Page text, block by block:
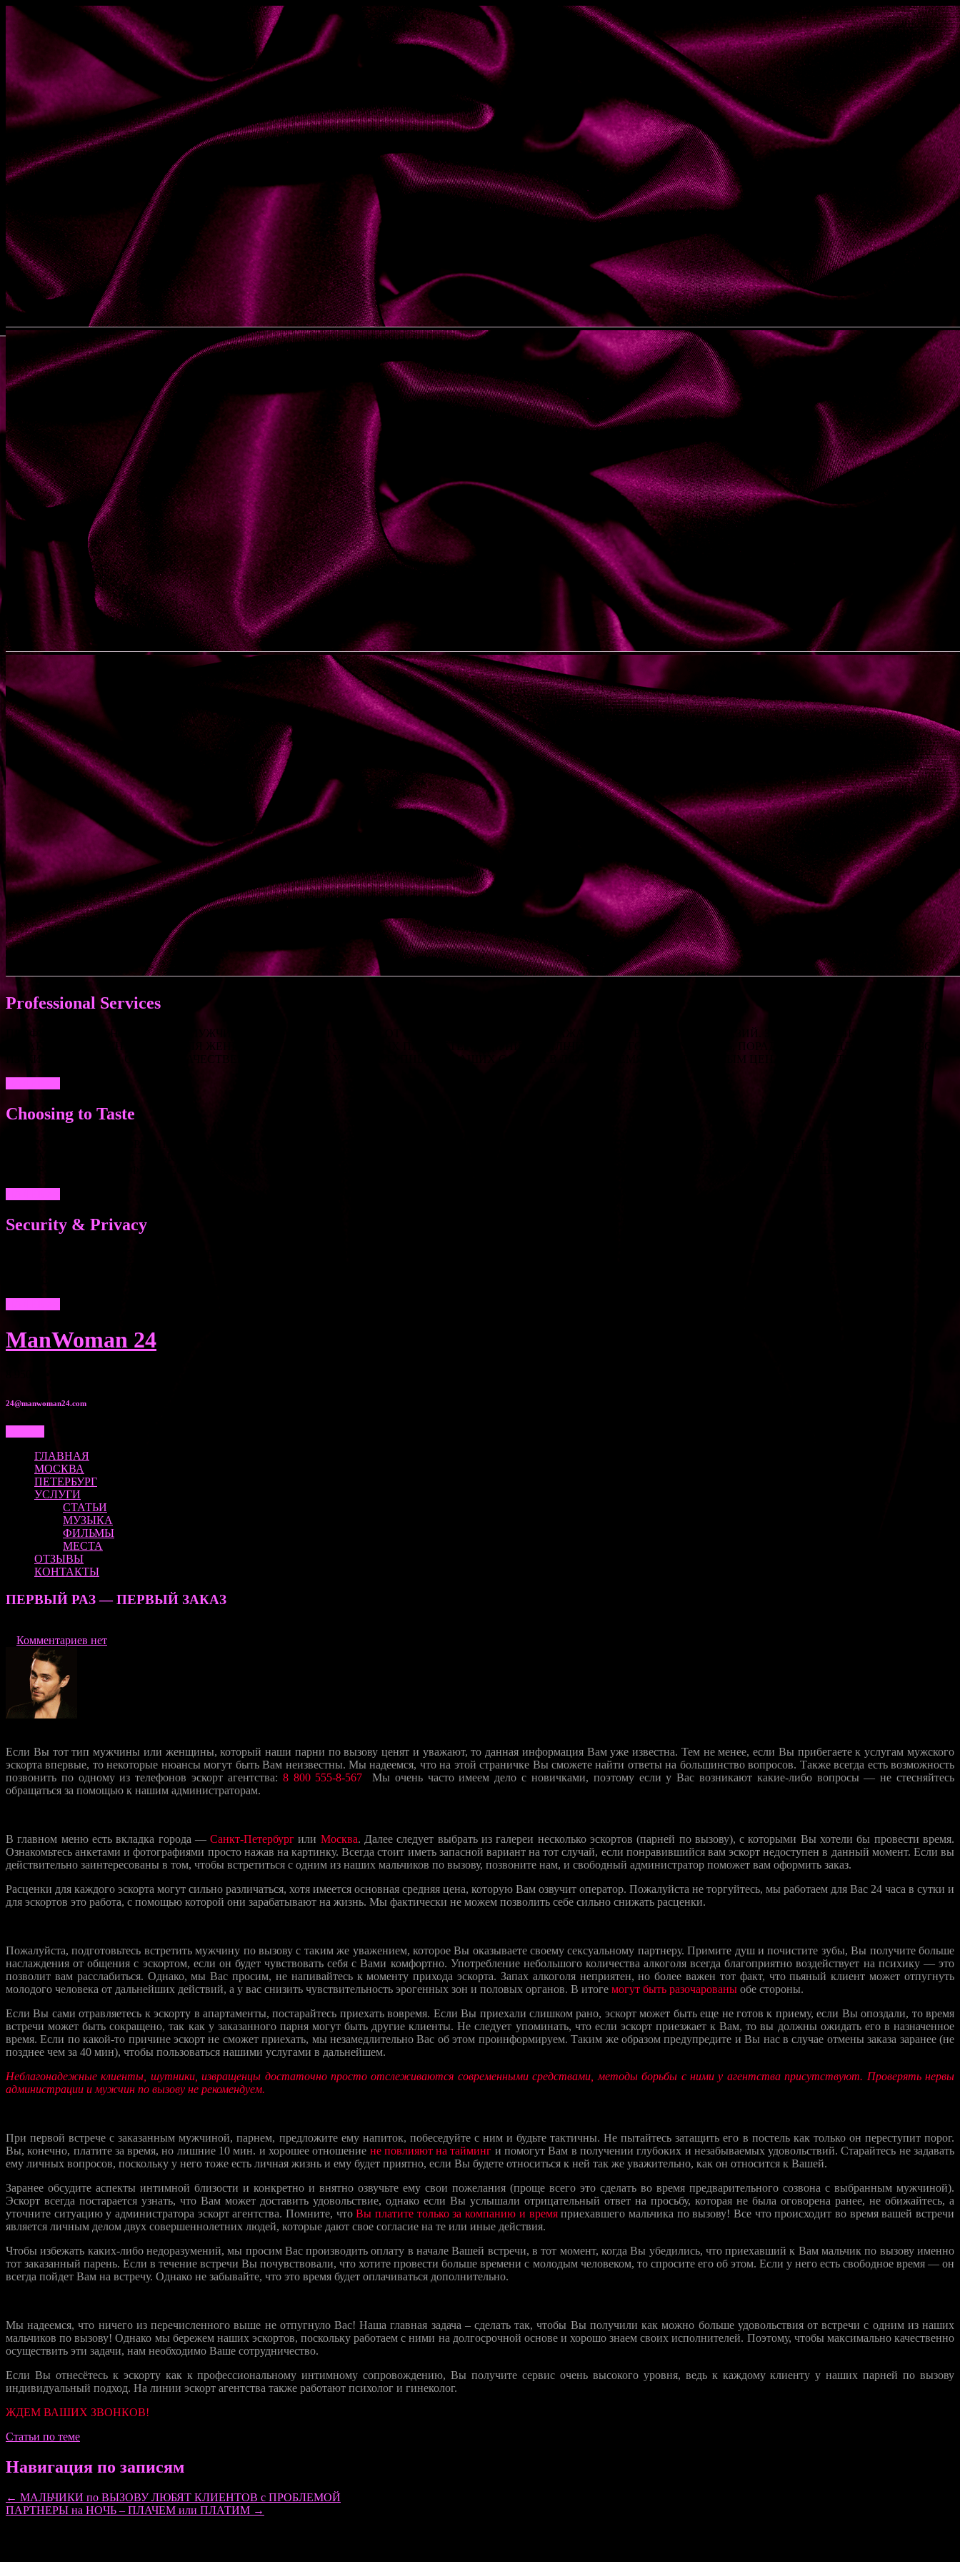
Professional Services
ПРОФЕССИОНАЛЬНЫЕ УСЛУГИ МУЖЧИН МОСКВЫ И ПЕТЕРБУРГА: ОТ СОПРОВОЖДЕНИЯ И МАССАЖА - ДО ЗАТЕЙЛИВЫХ ФАНТАЗИЙ. ЗАМЕЧАТЕЛЬНЫЙ ДОСУГ,
НЕЗАБЫВАЕМЫЙ ИНТИМНЫЙ ДЛЯ ЖЕНЩИН, МУЖЧИН И СЕМЕЙНЫХ ПАР - ГЕТЕРО ПАРНИ И МАЛЬЧИКИ ГЕИ ГОТОВЫ УДИВИТЬ, ПОРАДОВАТЬ, ПОДДЕРЖАТЬ ЛЮБОГО
ИЗ ЖИТЕЛЕЙ ОБЕИХ СТОЛИЦ. КАЧЕСТВЕННЫЕ ЭСКОРТЫ УЖЕ ДОСТУПНЫ НА НАШИХ САЙТАХ В ЛЮБОЕ ВРЕМЯ ПО КОРРЕКТНЫМ ЦЕНАМ. ЗВОНИТЕ!
Choosing to Taste
Security & Privacy
ManWoman 24
24@manwoman24.com
ГЛАВНАЯ
МОСКВА
ПЕТЕРБУРГ
УСЛУГИ
СТАТЬИ
МУЗЫКА
ФИЛЬМЫ
МЕСТА
ОТЗЫВЫ
КОНТАКТЫ
ПЕРВЫЙ РАЗ — ПЕРВЫЙ ЗАКАЗ
Комментариев нет
Если Вы тот тип мужчины или женщины, который наши парни по вызову ценят и уважают, то данная информация Вам уже известна. Тем не менее, если Вы прибегаете к услугам мужского
эскорта впервые, то некоторые нюансы могут быть Вам неизвестны. Мы надеемся, что на этой страничке Вы сможете найти ответы на большинство вопросов. Также всегда есть возможность
позвонить по одному из телефонов эскорт агентства: 8 800 555-8-567 Мы очень часто имеем дело с новичками, поэтому если у Вас возникают какие-либо вопросы — не стесняйтесь
обращаться за помощью к нашим администраторам.
В главном меню есть вкладка города —Санкт-Петербург или Москва. Далее следует выбрать из галереи несколько эскортов (парней по вызову), с которыми Вы хотели бы провести время.
Ознакомьтесь анкетами и фотографиями просто нажав на картинку. Всегда стоит иметь запасной вариант на тот случай, если понравившийся вам эскорт недоступен в данный момент. Если вы
действительно заинтересованы в том, чтобы встретиться с одним из наших мальчиков по вызову, позвоните нам, и свободный администратор поможет вам оформить заказ.
Расценки для каждого эскорта могут сильно различаться, хотя имеется основная средняя цена, которую Вам озвучит оператор. Пожалуйста не торгуйтесь, мы работаем для Вас 24 часа в сутки и
для эскортов это работа, с помощью которой они зарабатывают на жизнь. Мы фактически не можем позволить себе сильно снижать расценки.
Пожалуйста, подготовьтесь встретить мужчину по вызову с таким же уважением, которое Вы оказываете своему сексуальному партнеру. Примите душ и почистите зубы, Вы получите больше
наслаждения от общения с эскортом, если он будет чувствовать себя с Вами комфортно. Употребление небольшого количества алкоголя всегда благоприятно воздействует на психику — это
позволит вам расслабиться. Однако, мы Вас просим, не напивайтесь к моменту прихода эскорта. Запах алкоголя неприятен, но более важен тот факт, что пьяный клиент может отпугнуть
молодого человека от дальнейших действий, а у вас снизить чувствительность эрогенных зон и половых органов. В итоге могут быть разочарованы обе стороны.
Если Вы сами отравляетесь к эскорту в апартаменты, постарайтесь приехать вовремя. Если Вы приехали слишком рано, эскорт может быть еще не готов к приему, если Вы опоздали, то время
встречи может быть сокращено, так как у заказанного парня могут быть другие клиенты. Не следует упоминать, что если эскорт приезжает к Вам, то вы должны ожидать его в назначенное
время. Если по какой-то причине эскорт не сможет приехать, мы незамедлительно Вас об этом проинформируем. Таким же образом предупредите и Вы нас в случае отмены заказа заранее (не
позднее чем за 40 мин), чтобы пользоваться нашими услугами в дальнейшем.
Неблагонадежные клиенты, шутники, извращенцы достаточно просто отслеживаются современными средствами, методы борьбы с ними у агентства присутствуют. Проверять нервы
администрации и мужчин по вызову не рекомендуем.
При первой встрече с заказанным мужчиной, парнем, предложите ему напиток, побеседуйте с ним и будьте тактичны. Не пытайтесь затащить его в постель как только он переступит порог.
Вы, конечно, платите за время, но лишние 10 мин. и хорошее отношение не повлияют на тайминг и помогут Вам в получении глубоких и незабываемых удовольствий. Старайтесь не задавать
ему личных вопросов, поскольку у него тоже есть личная жизнь и ему будет приятно, если Вы будете относиться к ней так же уважительно, как он относится к Вашей.
Заранее обсудите аспекты интимной близости и конкретно и внятно озвучьте ему свои пожелания (проще всего это сделать во время предварительного созвона с выбранным мужчиной).
Эскорт всегда постарается узнать, что Вам может доставить удовольствие, однако если Вы услышали отрицательный ответ на просьбу, которая не была оговорена ранее, не обижайтесь, а
уточните ситуацию у администратора эскорт агентства. Помните, чтоВы платите только за компанию и времяприехавшего мальчика по вызову! Все что происходит во время вашей встречи
является личным делом двух совершеннолетних людей, которые дают свое согласие на те или иные действия.
Чтобы избежать каких-либо недоразумений, мы просим Вас производить оплату в начале Вашей встречи, в тот момент, когда Вы убедились, что приехавший к Вам мальчик по вызову именно
тот заказанный парень. Если в течение встречи Вы почувствовали, что хотите провести больше времени с молодым человеком, то спросите его об этом. Если у него есть свободное время — он
всегда пойдет Вам на встречу. Однако не забывайте, что это время будет оплачиваться дополнительно.
Мы надеемся, что ничего из перечисленного выше не отпугнуло Вас! Наша главная задача – сделать так, чтобы Вы получили как можно больше удовольствия от встречи с одним из наших
мальчиков по вызову! Однако мы бережем наших эскортов, поскольку работаем с ними на долгосрочной основе и хорошо знаем своих исполнителей. Поэтому, чтобы максимально качественно
осуществить эти задачи, нам необходимо Ваше сотрудничество.
Если Вы отнесётесь к эскорту как к профессиональному интимному сопровождению, Вы получите сервис очень высокого уровня, ведь к каждому клиенту у наших парней по вызову
индивидуальный подход. На линии эскорт агентства также работают психолог и гинеколог.
ЖДЕМ ВАШИХ ЗВОНКОВ!
Статьи по теме
Навигация по записям
← МАЛЬЧИКИ по ВЫЗОВУ ЛЮБЯТ КЛИЕНТОВ с ПРОБЛЕМОЙ
ПАРТНЕРЫ на НОЧЬ – ПЛАЧЕМ или ПЛАТИМ →